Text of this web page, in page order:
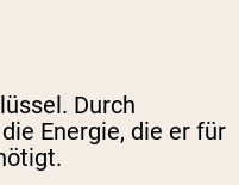
Durch
Energie, die er für